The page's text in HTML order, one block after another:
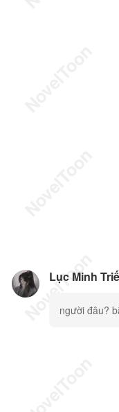
Lục Minh
người đâu?